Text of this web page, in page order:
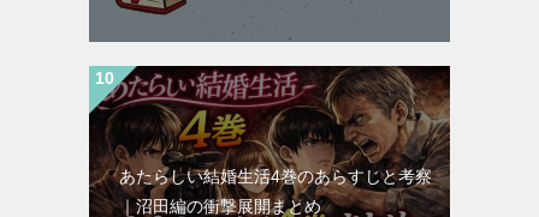
あたらしい結婚生活4巻のあらすじと考察
｜沼田編の衝撃展開まとめ